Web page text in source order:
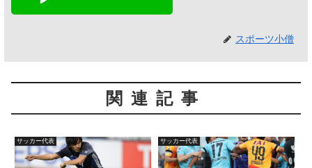
スポーツ小僧
関連記事
サッカー代表 サッカー代表